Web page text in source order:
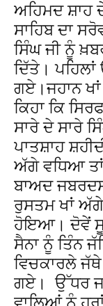
ਅਹਿਮਦ ਸ਼ਾਹ
ਸਾਹਿਬ ਦਾ
ਸਿੰਘ ਜੀ ਨੂੰ
ਦਿੱਤੇ।
ਗਏ।ਜਹਾਨ
ਕਿਹਾ ਕਿ
ਸਾਰੇ ਦੇ ਸਾਰੇ
ਪਾਤਸ਼ਾਹ
ਅੱਗੇ ਵਧਿਆ
ਬਾਅਦ
ਰੁਸਤਮ ਖਾਂ
ਹੋਇਆ। ਦੋਵੇਂ
ਸੈਨਾ ਨੂੰ ਤਿੰਨ
ਵਿਚਕਾਰਲੇ
ਗਏ। ਉੱਧਰ
ਵਾਲਿਆਂ ਨੂੰ